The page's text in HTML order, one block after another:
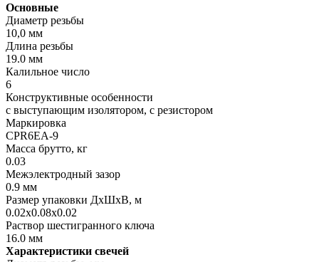
Основные
Диаметр резьбы
10,0 мм
Длина резьбы
19.0 мм
Калильное число
6
Конструктивные особенности
с выступающим изолятором, с резистором
Маркировка
CPR6EA-9
Масса брутто, кг
0.03
Межэлектродный зазор
0.9 мм
Размер упаковки ДхШхВ, м
0.02x0.08x0.02
Раствор шестигранного ключа
16.0 мм
Характеристики свечей